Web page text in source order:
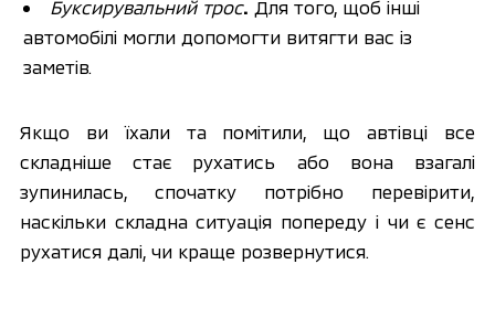
Буксирувальний трос. Для того, щоб інші
автомобілі могли допомогти витягти вас із
заметів.
Якщо ви їхали та помітили, що автівці все
складніше стає рухатись або вона взагалі
зупинилась, спочатку потрібно перевірити,
наскільки складна ситуація попереду і чи є сенс
рухатися далі, чи краще розвернутися.